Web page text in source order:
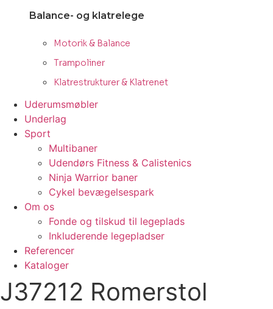
Balance- og klatrelege
Motorik & Balance
Trampoliner
Klatrestrukturer & Klatrenet
Uderumsmøbler
Underlag
Sport
Multibaner
Udendørs Fitness & Calistenics
Ninja Warrior baner
Cykel bevægelsespark
Om os
Fonde og tilskud til legeplads
Inkluderende legepladser
Referencer
Kataloger
J37212 Romerstol